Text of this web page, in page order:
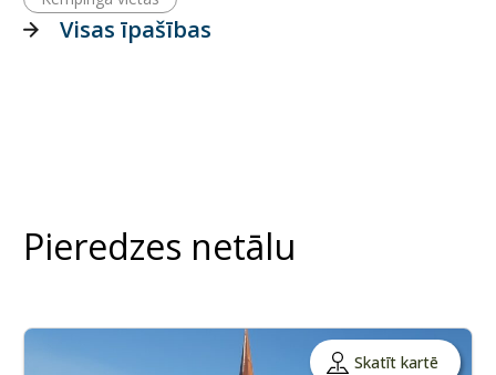
Visas īpašības
Pieredzes netālu
Skatīt kartē